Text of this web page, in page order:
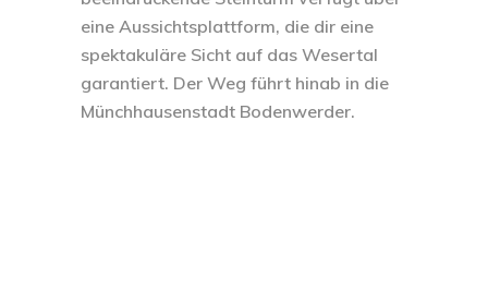
eine Aussichtsplattform, die dir eine
spektakuläre Sicht auf das Wesertal
garantiert. Der Weg führt hinab in die
Münchhausenstadt Bodenwerder.